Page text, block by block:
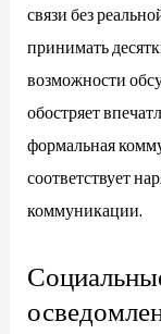
связи без
принимать
возможности
обостряет
формальная
соответствует
коммуникации.